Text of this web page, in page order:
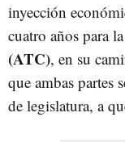
inyección
cuatro años para la
(ATC), en su
que ambas partes
de legislatura, a